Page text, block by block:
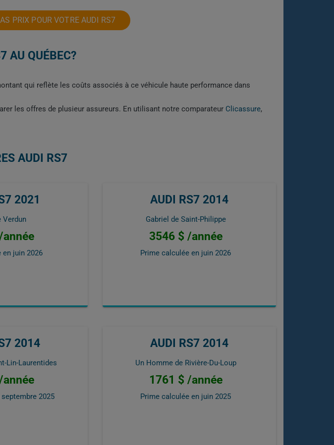
PRIX POUR VOTRE AUDI RS7
AU QUÉBEC?
qui reflète les coûts associés à ce véhicule haute performance dans
les offres de plusieur assureurs. En utilisant notre comparateur Clicassure,
AUDI RS7
2021
Verdun
en juin 2026
AUDI RS7 2014
Gabriel de Saint-Philippe
3546 $ /année
Prime calculée en juin 2026
2014
Lin-Laurentides
septembre 2025
AUDI RS7 2014
Un Homme de Rivière-Du-Loup
1761 $ /année
Prime calculée en juin 2025